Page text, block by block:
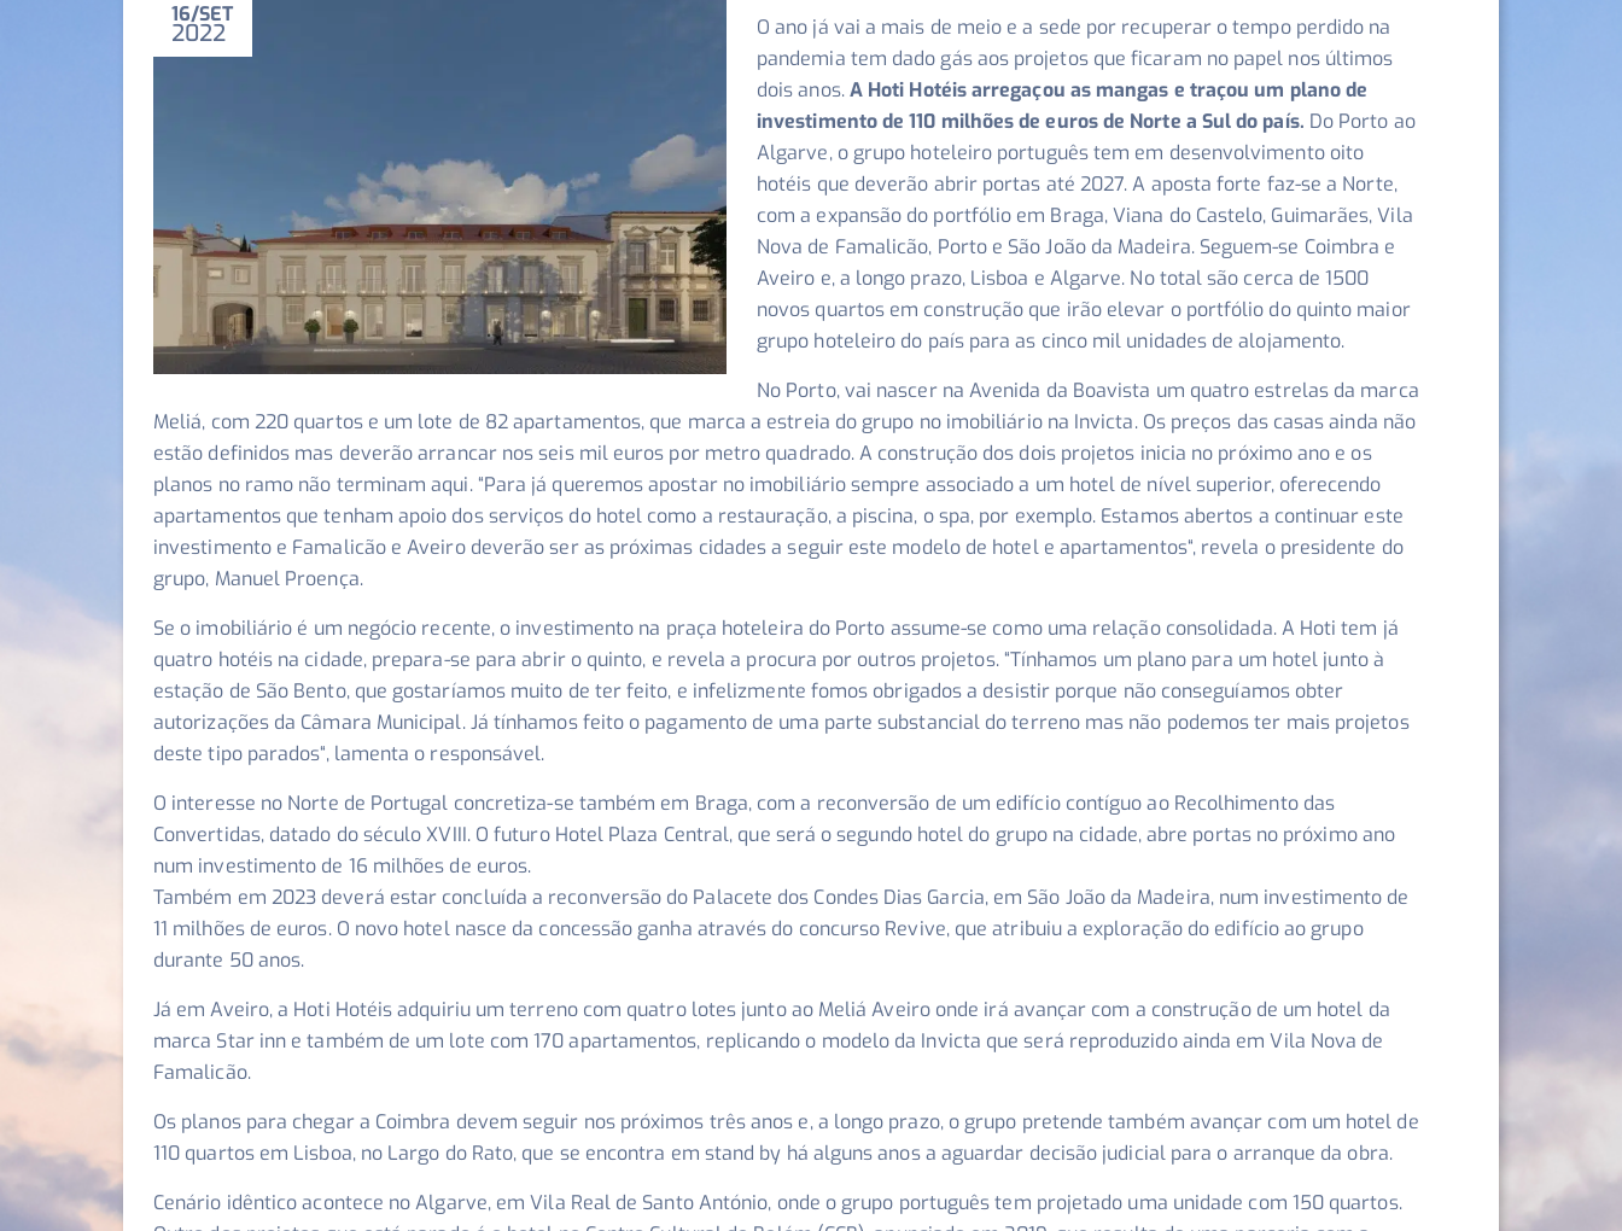
16 SET
2022
O ano já vai a mais de meio e a sede por recuperar o tempo perdido na
pandemia tem dado gás aos projetos que ficaram no papel nos últimos
dois anos.A Hoti Hotéis arregaçou as mangas e traçou um plano de
investimento de 110 milhões de euros de Norte a Sul do país. Do Porto ao
Algarve, o grupo hoteleiro português tem em desenvolvimento oito
hotéis que deverão abrir portas até 2027. A aposta forte faz-se a Norte,
com a expansão do portfólio em Braga, Viana do Castelo, Guimarães, Vila
Nova de Famalicão, Porto e São João da Madeira. Seguem-se Coimbra e
Aveiro e, a longo prazo, Lisboa e Algarve. No total são cerca de 1500
novos quartos em construção que irão elevar o portfólio do quinto maior
grupo hoteleiro do país para as cinco mil unidades de alojamento.
No Porto, vai nascer na Avenida da Boavista um quatro estrelas da marca
Meliá, com 220 quartos e um lote de 82 apartamentos, que marca a estreia do grupo no imobiliário na Invicta. Os preços das casas ainda não
estão definidos mas deverão arrancar nos seis mil euros por metro quadrado. A construção dos dois projetos inicia no próximo ano e os
planos no ramo não terminam aqui. “Para já queremos apostar no imobiliário sempre associado a um hotel de nível superior, oferecendo
apartamentos que tenham apoio dos serviços do hotel como a restauração, a piscina, o spa, por exemplo. Estamos abertos a continuar este
investimento e Famalicão e Aveiro deverão ser as próximas cidades a seguir este modelo de hotel e apartamentos“, revela o presidente do
grupo, Manuel Proença.
Se o imobiliário é um negócio recente, o investimento na praça hoteleira do Porto assume-se como uma relação consolidada. A Hoti tem já
quatro hotéis na cidade, prepara-se para abrir o quinto, e revela a procura por outros projetos. “Tínhamos um plano para um hotel junto à
estação de São Bento, que gostaríamos muito de ter feito, e infelizmente fomos obrigados a desistir porque não conseguíamos obter
autorizações da Câmara Municipal. Já tínhamos feito o pagamento de uma parte substancial do terreno mas não podemos ter mais projetos
deste tipo parados“, lamenta o responsável.
O interesse no Norte de Portugal concretiza-se também em Braga, com a reconversão de um edifício contíguo ao Recolhimento das
Convertidas, datado do século XVIII. O futuro Hotel Plaza Central, que será o segundo hotel do grupo na cidade, abre portas no próximo ano
num investimento de 16 milhões de euros.
Também em 2023 deverá estar concluída a reconversão do Palacete dos Condes Dias Garcia, em São João da Madeira, num investimento de
11 milhões de euros. O novo hotel nasce da concessão ganha através do concurso Revive, que atribuiu a exploração do edifício ao grupo
durante 50 anos.
Já em Aveiro, a Hoti Hotéis adquiriu um terreno com quatro lotes junto ao Meliá Aveiro onde irá avançar com a construção de um hotel da
marca Star inn e também de um lote com 170 apartamentos, replicando o modelo da Invicta que será reproduzido ainda em Vila Nova de
Famalicão.
Os planos para chegar a Coimbra devem seguir nos próximos três anos e, a longo prazo, o grupo pretende também avançar com um hotel de
110 quartos em Lisboa, no Largo do Rato, que se encontra em stand by há alguns anos a aguardar decisão judicial para o arranque da obra.
Cenário idêntico acontece no Algarve, em Vila Real de Santo António, onde o grupo português tem projetado uma unidade com 150 quartos.